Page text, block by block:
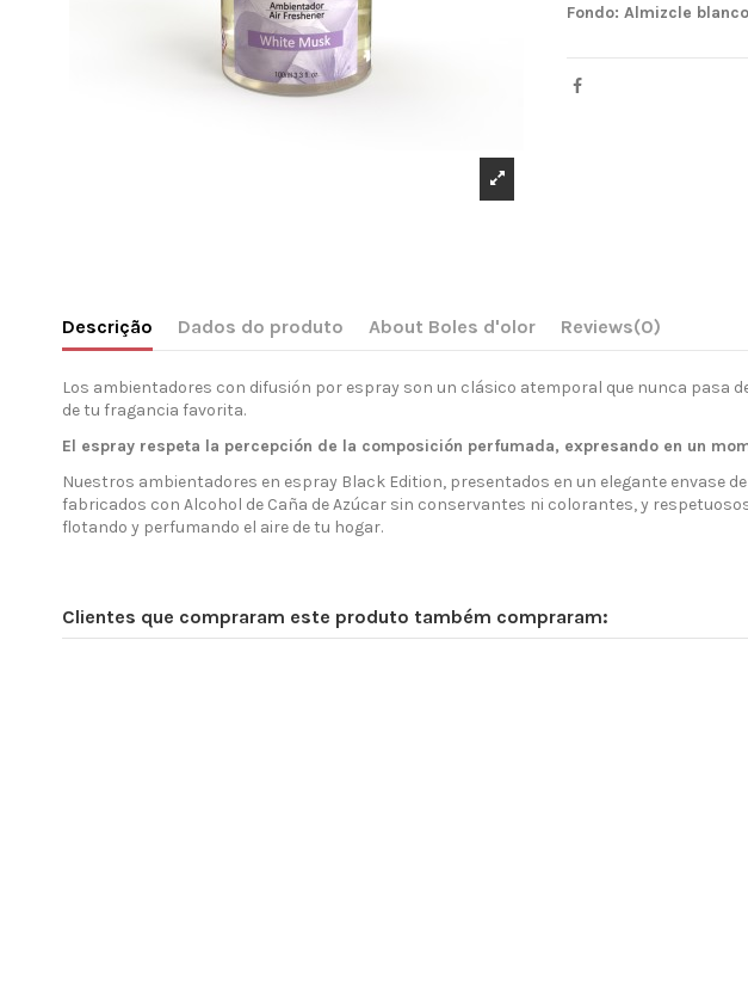
Fondo: Almizcle
Descrição Dados do produto About Boles d'olor Reviews(0)
Los ambientadores con difusión por espray son un clásico atemporal que nunca
de tu fragancia favorita.
El espray respeta la percepción de la composición perfumada, expresando en un
Nuestros ambientadores en espray Black Edition, presentados en un elegante envase
fabricados con Alcohol de Caña de Azúcar sin conservantes ni colorantes, y
flotando y perfumando el aire de tu hogar.
Clientes que compraram este produto também compraram: